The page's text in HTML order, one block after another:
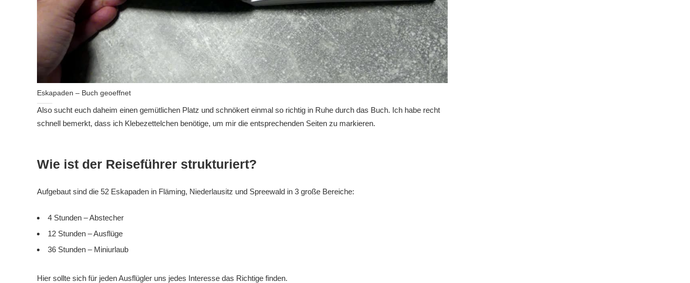
Eskapaden – Buch geoeffnet
Also sucht euch daheim einen gemütlichen Platz und schnökert einmal so richtig in Ruhe durch das Buch. Ich habe recht
schnell bemerkt, dass ich Klebezettelchen benötige, um mir die entsprechenden Seiten zu markieren.
Wie ist der Reiseführer strukturiert?
Aufgebaut sind die 52 Eskapaden in Fläming, Niederlausitz und Spreewald in 3 große Bereiche:
4 Stunden – Abstecher
12 Stunden – Ausflüge
36 Stunden – Miniurlaub
Hier sollte sich für jeden Ausflügler uns jedes Interesse das Richtige finden.